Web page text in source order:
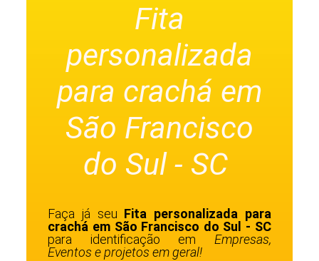
Fita
personalizada
para crachá em
São Francisco
do Sul - SC
Faça já seu Fita personalizada para
crachá em São Francisco do Sul - SC
para identificação em Empresas,
Eventos e projetos em geral!